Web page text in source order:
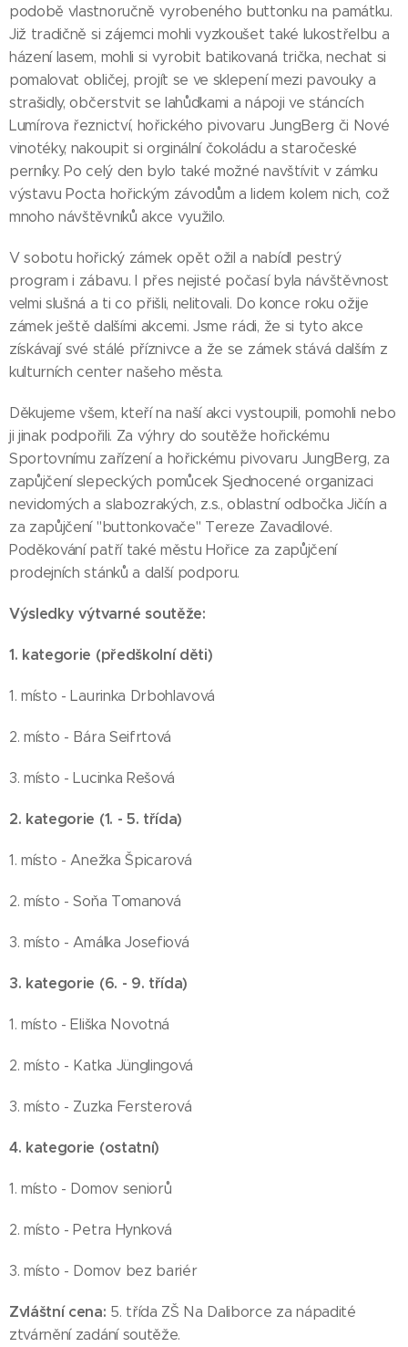
podobě vlastnoručně vyrobeného buttonku na památku.
Již tradičně si zájemci mohli vyzkoušet také lukostřelbu a
házení lasem, mohli si vyrobit batikovaná trička, nechat si
pomalovat obličej, projít se ve sklepení mezi pavouky a
strašidly, občerstvit se lahůdkami a nápoji ve stáncích
Lumírova řeznictví, hořického pivovaru JungBerg či Nové
vinotéky, nakoupit si orginální čokoládu a staročeské
perníky. Po celý den bylo také možné navštívit v zámku
výstavu Pocta hořickým závodům a lidem kolem nich, což
mnoho návštěvníků akce využilo.
V sobotu hořický zámek opět ožil a nabídl pestrý
program i zábavu. I přes nejisté počasí byla návštěvnost
velmi slušná a ti co přišli, nelitovali. Do konce roku ožije
zámek ještě dalšími akcemi. Jsme rádi, že si tyto akce
získávají své stálé příznivce a že se zámek stává dalším z
kulturních center našeho města.
Děkujeme všem, kteří na naší akci vystoupili, pomohli nebo
ji jinak podpořili. Za výhry do soutěže hořickému
Sportovnímu zařízení a hořickému pivovaru JungBerg, za
zapůjčení slepeckých pomůcek Sjednocené organizaci
nevidomých a slabozrakých, z.s., oblastní odbočka Jičín a
za zapůjčení "buttonkovače" Tereze Zavadilové.
Poděkování patří také městu Hořice za zapůjčení
prodejních stánků a další podporu.
Výsledky výtvarné soutěže:
1. kategorie (předškolní děti)
1. místo - Laurinka Drbohlavová
2. místo - Bára Seifrtová
3. místo - Lucinka Rešová
2. kategorie (1. - 5. třída)
1. místo - Anežka Špicarová
2. místo - Soňa Tomanová
3. místo - Amálka Josefiová
3. kategorie (6. - 9. třída)
1. místo - Eliška Novotná
2. místo - Katka Jünglingová
3. místo - Zuzka Fersterová
4. kategorie (ostatní)
1. místo - Domov seniorů
2. místo - Petra Hynková
3. místo - Domov bez bariér
Zvláštní cena: 5. třída ZŠ Na Daliborce za nápadité
ztvárnění zadání soutěže.